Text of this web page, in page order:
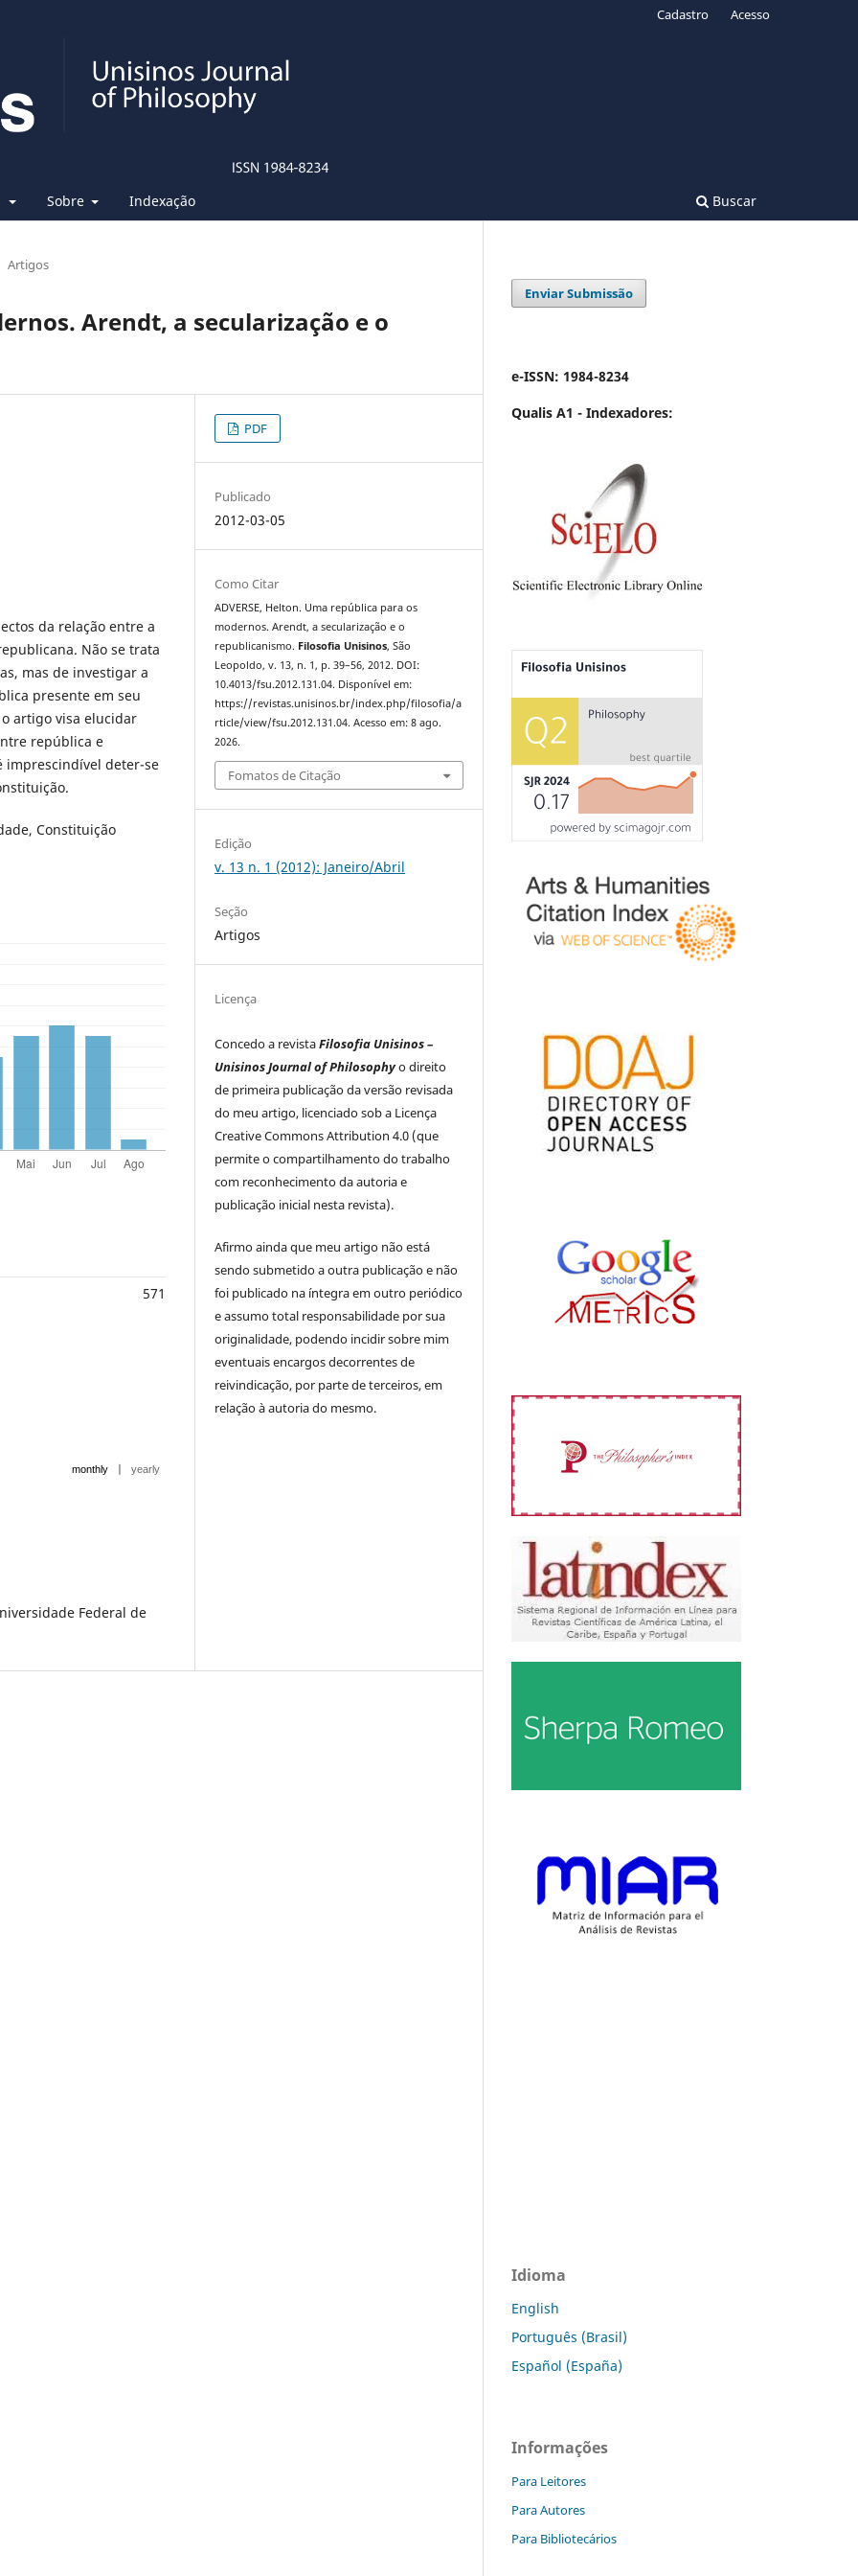
Sobre Indexação Buscar
Cadastro Acesso
Artigos
Arendt, a secularização e o
da relação entre a
Não se trata
mas de investigar a
presente em seu
artigo visa elucidar
república e
imprescindível deter-se
Constituição
571
monthly | yearly
Federal de
PDF
Publicado
2012-03-05
Como Citar
ADVERSE, Helton. Uma república para os
modernos. Arendt, a secularização e o
republicanismo. Filosofia Unisinos, São
Leopoldo, v. 13, n. 1, p. 39–56, 2012. DOI:
10.4013/fsu.2012.131.04. Disponível em:
https://revistas.unisinos.br/index.php/filosofia/a
rticle/view/fsu.2012.131.04. Acesso em: 8 ago.
2026.
Fomatos de Citação
Edição
v. 13 n. 1 (2012): Janeiro/Abril
Seção
Artigos
Licença
Concedo a revistaFilosofia Unisinos –
Unisinos Journal of Philosophyo direito
de primeira publicação da versão revisada
do meu artigo, licenciado sob a Licença
Creative Commons Attribution 4.0 (que
permite o compartilhamento do trabalho
com reconhecimento da autoria e
publicação inicial nesta revista).
Afirmo ainda que meu artigo não está
sendo submetido a outra publicação e não
foi publicado na íntegra em outro periódico
e assumo total responsabilidade por sua
originalidade, podendo incidir sobre mim
eventuais encargos decorrentes de
reivindicação, por parte de terceiros, em
relação à autoria do mesmo.
Enviar Submissão
e-ISSN: 1984-8234
Qualis A1 - Indexadores:
Idioma
English
Português (Brasil)
Español (España)
Informações
Para Leitores
Para Autores
Para Bibliotecários